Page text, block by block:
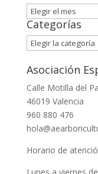
Archivo
Categorías
Categorías
Asociación
Calle Motilla del
46019 Valencia
960 880 476
Horario de